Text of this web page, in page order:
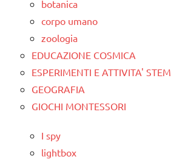
botanica
corpo umano
zoologia
EDUCAZIONE COSMICA
ESPERIMENTI E ATTIVITA' STEM
GEOGRAFIA
GIOCHI MONTESSORI
I spy
lightbox